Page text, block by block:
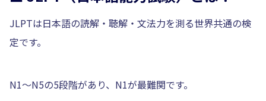
JLPTは日本語の読解・聴解・文法力を測る世界共通の検
定です。
N1〜N5の5段階があり、N1が最難関です。